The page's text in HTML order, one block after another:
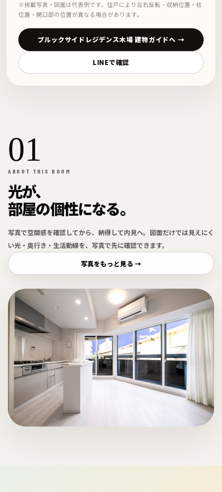
※掲載写真・図面は代表例です。住戸により左右反転・収納位置・柱
位置・開口部の位置が異なる場合があります。
ブルックサイドレジデンス木場 建物ガイドへ →
LINEで確認
01
ABOUT THIS ROOM
光が、
部屋の個性になる。
写真で空間感を確認してから、納得して内見へ。図面だけでは見えにく
い光・奥行き・生活動線を、写真で先に確認できます。
写真をもっと見る →